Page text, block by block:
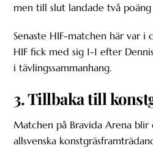
men till slut landade två poäng
Senaste HIF-matchen här var i
HIF fick med sig 1-1 efter
i tävlingssammanhang.
3. Tillbaka till
Matchen på Bravida Arena blir
allsvenska